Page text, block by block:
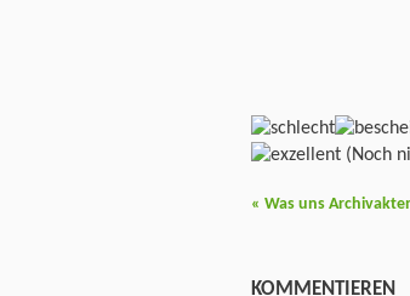
(Noch
« Was uns
KOMMENTIEREN